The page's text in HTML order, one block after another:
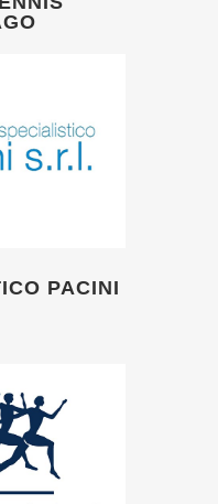
PACINI